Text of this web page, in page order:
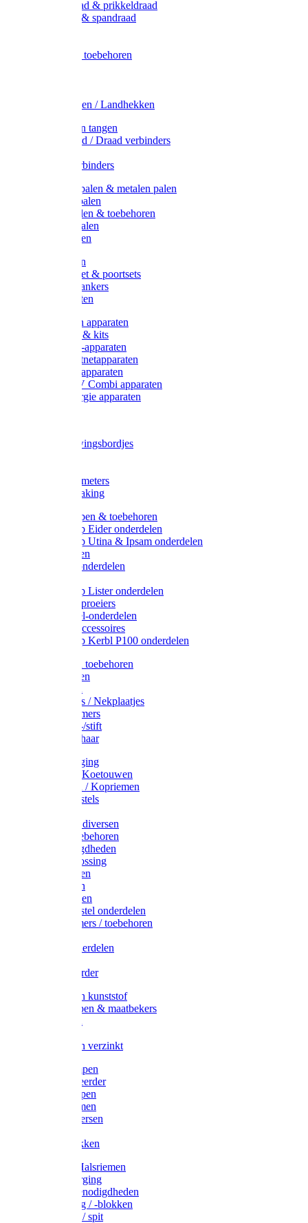
Metaal draad & prikkeldraad
Binddraad & spandraad
Afrasternet toebehoren
Weidehekken / Landhekken
Spanners en tangen
Lint / Koord / Draad verbinders
Litzclip verbinders
Recycling palen & metalen palen
Kunststof palen
T-Post t-palen & toebehoren
Glasfiber palen
Houten palen
Poortgrepen
Doorgangset & poortsets
Poortgreepankers
Weidepoorten
Onderdelen apparaten
Starter sets & kits
9V Batterij-apparaten
230V Lichtnetapparaten
12V Accu-apparaten
230V / 12V Combi apparaten
Zonne-energie apparaten
Waarschuwingsbordjes
Wegers en meters
Video bewaking
Weidepompen & toebehoren
Weidepomp Eider onderdelen
Weidepomp Utina & Ipsam onderdelen
Drinkbakken
Drinkbak onderdelen
Weidepomp Lister onderdelen
Nippels / Sproeiers
Drinknippel-onderdelen
Drinkbak accessoires
Weidepomp Kerbl P100 onderdelen
Oormerken toebehoren
Enkelbanden
Halsplaatjes / Nekplaatjes
Kokernummers
Merkspray-/stift
Veemerkschaar
Uierverzorging
Halsters & Koetouwen
Halsriemen / Kopriemen
Koerugborstels
Koe / Stier diversen
Melkers toebehoren
Stalbenodigdheden
Kalververlossing
Stierenringen
Onthoornen
Kalverflessen
Koerugborstel onderdelen
Kalveremmers / toebehoren
Koelift onderdelen
Uieronthaarder
Voerbakken kunststof
Voerscheppen & maatbekers
Voerbakken verzinkt
Warmtelampen
Staartcoupeerder
Biggenkappen
Neuskrammen
Varken diversen
Varkensbakken
Halsters / Halsriemen
Hoefverzorging
Lammer benodigdheden
Ramdektuig / -blokken
Vastzetpen / spit